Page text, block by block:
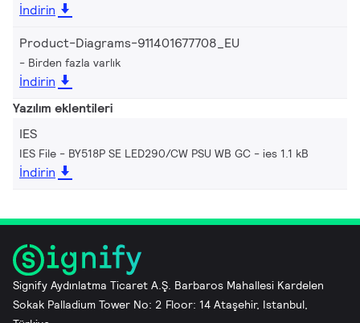
İndirin
Product-Diagrams-911401677708_EU
Birden fazla varlık
İndirin
Yazılım eklentileri
IES
IES File - BY518P SE LED290/CW PSU WB GC ies 1.1 kB
İndirin
Signify Aydınlatma Ticaret A.Ş. Barbaros Mahallesi Kardelen
Sokak Palladium Tower No: 2 Floor: 14 Ataşehir, Istanbul,